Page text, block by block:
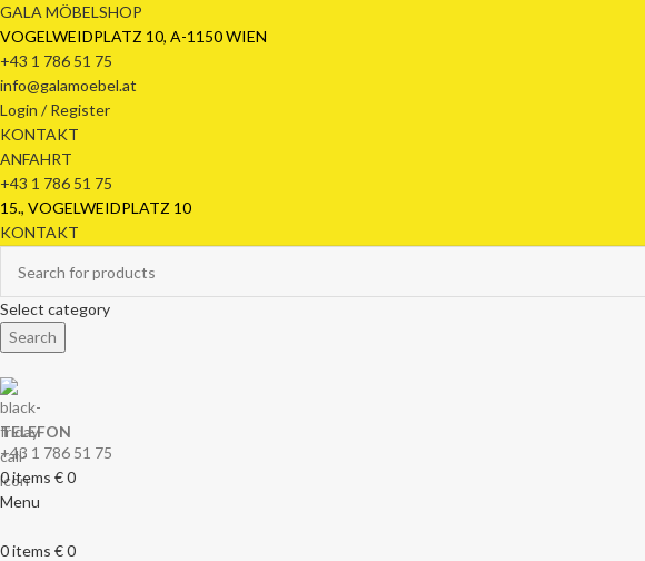
GALA MÖBELSHOP
VOGELWEIDPLATZ 10, A-1150 WIEN
+43 1 786 51 75
info@galamoebel.at
Login / Register
KONTAKT
ANFAHRT
+43 1 786 51 75
15., VOGELWEIDPLATZ 10
KONTAKT
Select category
Search
TELEFON
+43 1 786 51 75
0items €0
Menu
0items €0